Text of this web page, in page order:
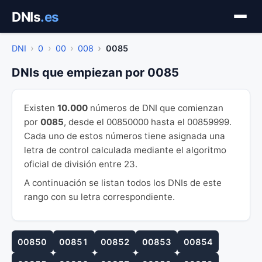
contenido
DNIs.es
DNI 0 00 008 0085
DNIs que empiezan por 0085
Existen 10.000 números de DNI que comienzan
por 0085, desde el 00850000 hasta el 00859999.
Cada uno de estos números tiene asignada una
letra de control calculada mediante el algoritmo
oficial de división entre 23.
A continuación se listan todos los DNIs de este
rango con su letra correspondiente.
00850 00851 00852 00853 00854